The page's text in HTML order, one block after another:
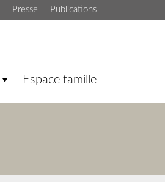
Publications
Presse
Espace famille